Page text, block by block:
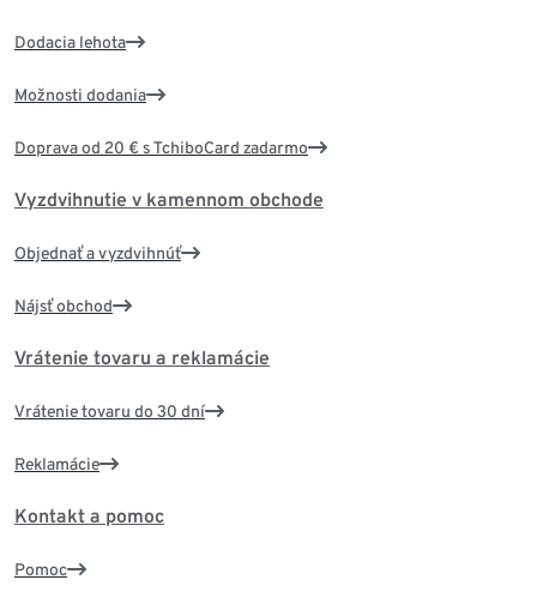
Dodacia lehota
Možnosti dodania
Doprava od 20 € s TchiboCard zadarmo
Vyzdvihnutie v kamennom obchode
Objednať a vyzdvihnúť
Nájsť obchod
Vrátenie tovaru a reklamácie
Vrátenie tovaru do 30 dní
Reklamácie
Kontakt a pomoc
Pomoc